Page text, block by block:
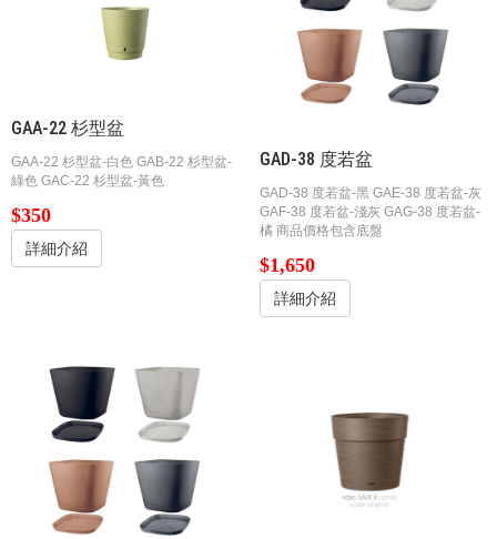
GAA-22 杉型盆
GAA-22 杉型盆-白色 GAB-22 杉型盆-
綠色 GAC-22 杉型盆-黃色
$350
詳細介紹
GAD-38 度若盆
GAD-38 度若盆-黑 GAE-38 度若盆-灰
GAF-38 度若盆-淺灰 GAG-38 度若盆-
橘 商品價格包含底盤
$1,650
詳細介紹